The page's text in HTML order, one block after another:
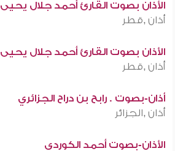
الأذان بصوت القارئ أحمد جلال يحيى
أذان ,قطر
الأذان بصوت القارئ أحمد جلال يحيى
أذان ,قطر
أذان-بصوت . رابح بن دراح الجزائري
أذان ,الجزائر
الأذان-بصوت أحمد الكوردي